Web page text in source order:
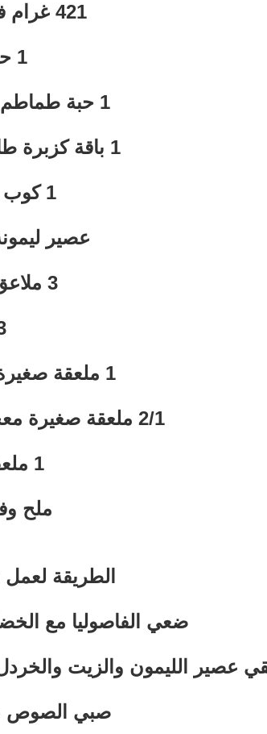
421 غرام فاصوليا حمراء مسلوقة
1 حبة خيار مفروم
1 حبة طماطم متوسطة الحجم مفرومة
1 باقة كزبرة طازجة مفرومة (4/1 1 كوب)
1 كوب بصل أحمر مفروم
عصير
3 ملاعق كبيرة زيت زيتون
3
1 ملعقة صغيرة خردل ديجون أو مستردة
2/1 ملعقة صغيرة معجون الثوم الطازج أو ثوم مفروم
1 ملعقة صغيرة سماق
ملح
الطريقة
ضعي الفاصوليا مع
عصير الليمون والزيت
صبي الصوص